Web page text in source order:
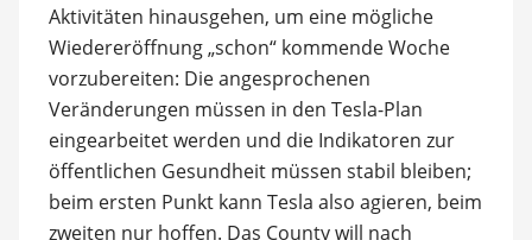
Aktivitäten hinausgehen, um eine mögliche
Wiedereröffnung „schon“ kommende Woche
vorzubereiten: Die angesprochenen
Veränderungen müssen in den Tesla-Plan
eingearbeitet werden und die Indikatoren zur
öffentlichen Gesundheit müssen stabil bleiben;
beim ersten Punkt kann Tesla also agieren, beim
zweiten nur hoffen. Das County will nach